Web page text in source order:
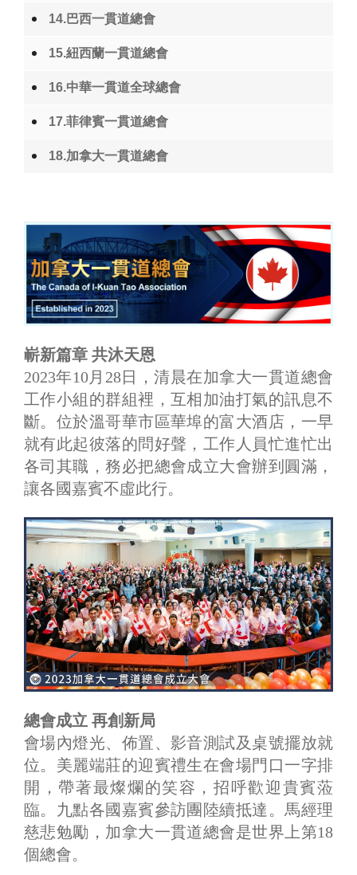
14.巴西一貫道總會
15.紐西蘭一貫道總會
16.中華一貫道全球總會
17.菲律賓一貫道總會
18.加拿大一貫道總會
嶄新篇章 共沐天恩
2023年10月28日，清晨在加拿大一貫道總會
工作小組的群組裡，互相加油打氣的訊息不
斷。位於溫哥華市區華埠的富大酒店，一早
就有此起彼落的問好聲，工作人員忙進忙出
各司其職，務必把總會成立大會辦到圓滿，
讓各國嘉賓不虛此行。
總會成立 再創新局
會場內燈光、佈置、影音測試及桌號擺放就
位。美麗端莊的迎賓禮生在會場門口一字排
開，帶著最燦爛的笑容，招呼歡迎貴賓蒞
臨。九點各國嘉賓參訪團陸續抵達。馬經理
慈悲勉勵，加拿大一貫道總會是世界上第18
個總會。